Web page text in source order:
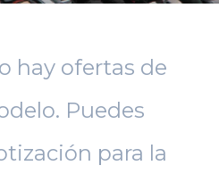
hay ofertas de
Puedes
para la